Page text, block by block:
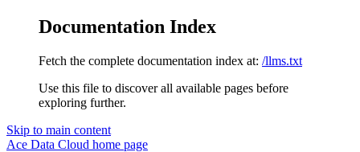
Documentation Index
Fetch the complete documentation index at: /llms.txt
Use this file to discover all available pages before
exploring further.
Skip to main content
Ace Data Cloud home page